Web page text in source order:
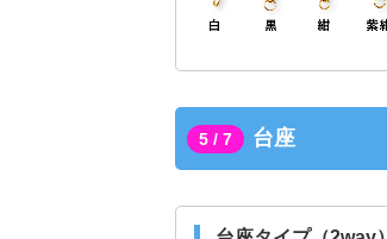
5 / 7 台座